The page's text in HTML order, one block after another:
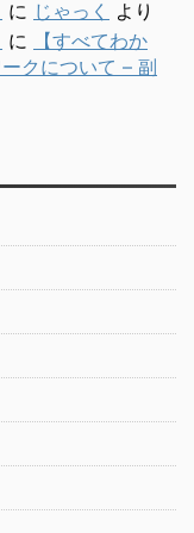
に じゃっく
より
に
【すべてわか
クについて – 副